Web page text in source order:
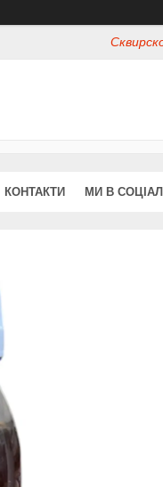
КОНТАКТИ МИ В